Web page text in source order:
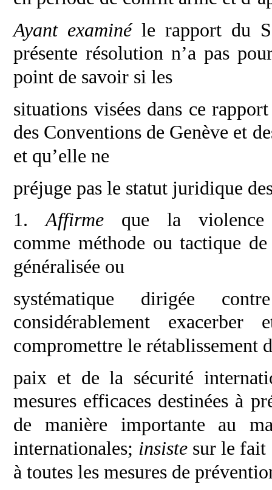
Ayant examinéle rapport du
présenterésolution n’a pas
point de savoir si les
situations visées dans ce
des Conventions de Genève et
et qu’elle ne
préjuge pas le statut juridique
1.Affirme que la violence
commeméthode ou tactique
généralisée ou
systématique dirigée
considérablement exacerber
compromettre le rétablissement
paix et de la sécurité
mesures efficaces destinées à
de manière importante au
internationales; insiste sur le
à toutes les mesures de